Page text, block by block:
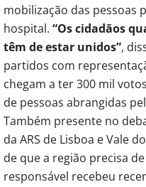
mobilização das pessoas
hospital. “Os cidadãos
têm de estar unidos”,
partidos com
chegam a ter 300 mil
de pessoas abrangidas
Também presente no
da ARS de Lisboa e Vale
de que a região precisa
responsável recebeu